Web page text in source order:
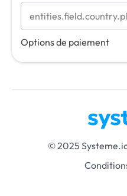
Options de paiement
© 2025